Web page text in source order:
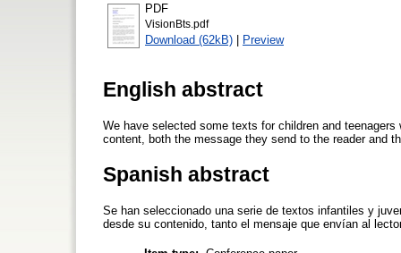
PDF
VisionBts.pdf
Download (62kB) | Preview
English abstract
We have selected some texts for children and
content, both the message they send to the reader and
Spanish abstract
Se han seleccionado una serie de textos infantiles y
desde su contenido, tanto el mensaje que envían al